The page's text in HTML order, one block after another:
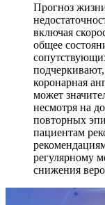
Прогноз
включая
общее
коронарная
может
несмотря на
повторных
пациентам
регулярному
снижения